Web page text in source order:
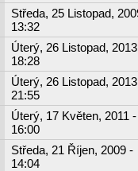
Středa, 25 Listopad,
13:32
Úterý, 26 Listopad,
18:28
Úterý, 26 Listopad,
21:55
Úterý, 17 Květen, 2011 -
16:00
Středa, 21 Říjen, 2009 -
14:04